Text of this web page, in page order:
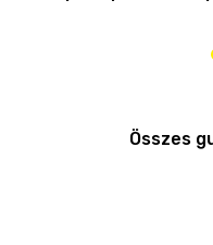
Összes